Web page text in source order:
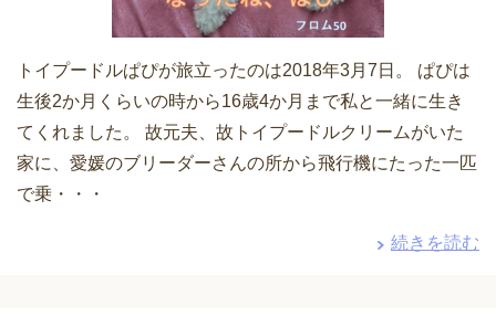
トイプードルぱぴが旅立ったのは2018年3月7日。 ぱぴは
生後2か月くらいの時から16歳4か月まで私と一緒に生き
てくれました。 故元夫、故トイプードルクリームがいた
家に、愛媛のブリーダーさんの所から飛行機にたった一匹
で乗・・・
続きを読む